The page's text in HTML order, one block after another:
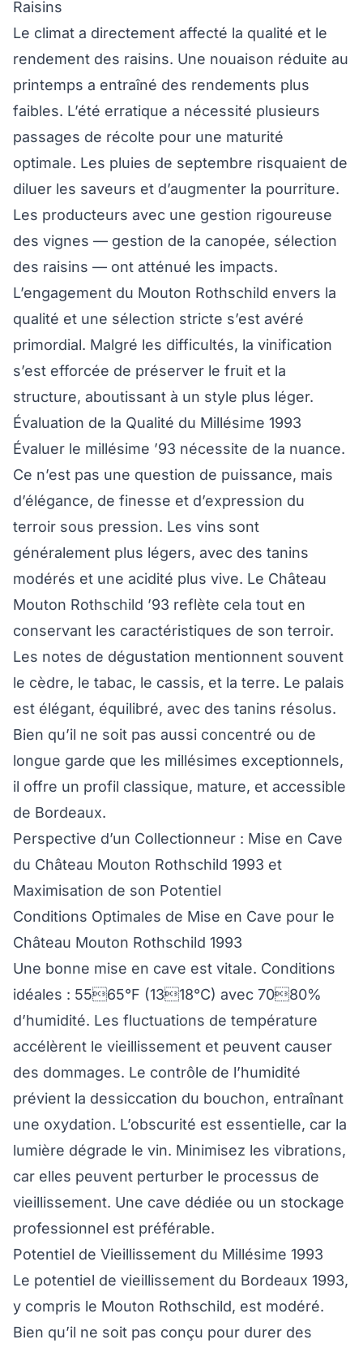
Raisins
Le climat a directement affecté la qualité et le
rendement des raisins. Une nouaison réduite au
printemps a entraîné des rendements plus
faibles. L’été erratique a nécessité plusieurs
passages de récolte pour une maturité
optimale. Les pluies de septembre risquaient de
diluer les saveurs et d’augmenter la pourriture.
Les producteurs avec une gestion rigoureuse
des vignes — gestion de la canopée, sélection
des raisins — ont atténué les impacts.
L’engagement du Mouton Rothschild envers la
qualité et une sélection stricte s’est avéré
primordial. Malgré les difficultés, la vinification
s’est efforcée de préserver le fruit et la
structure, aboutissant à un style plus léger.
Évaluation de la Qualité du Millésime 1993
Évaluer le millésime ’93 nécessite de la nuance.
Ce n’est pas une question de puissance, mais
d’élégance, de finesse et d’expression du
terroir sous pression. Les vins sont
généralement plus légers, avec des tanins
modérés et une acidité plus vive. Le Château
Mouton Rothschild ’93 reflète cela tout en
conservant les caractéristiques de son terroir.
Les notes de dégustation mentionnent souvent
le cèdre, le tabac, le cassis, et la terre. Le palais
est élégant, équilibré, avec des tanins résolus.
Bien qu’il ne soit pas aussi concentré ou de
longue garde que les millésimes exceptionnels,
il offre un profil classique, mature, et accessible
de Bordeaux.
Perspective d’un Collectionneur : Mise en Cave
du Château Mouton Rothschild 1993 et
Maximisation de son Potentiel
Conditions Optimales de Mise en Cave pour le
Château Mouton Rothschild 1993
Une bonne mise en cave est vitale. Conditions
idéales : 5565°F (1318°C) avec 7080%
d’humidité. Les fluctuations de température
accélèrent le vieillissement et peuvent causer
des dommages. Le contrôle de l’humidité
prévient la dessiccation du bouchon, entraînant
une oxydation. L’obscurité est essentielle, car la
lumière dégrade le vin. Minimisez les vibrations,
car elles peuvent perturber le processus de
vieillissement. Une cave dédiée ou un stockage
professionnel est préférable.
Potentiel de Vieillissement du Millésime 1993
Le potentiel de vieillissement du Bordeaux 1993,
y compris le Mouton Rothschild, est modéré.
Bien qu’il ne soit pas conçu pour durer des